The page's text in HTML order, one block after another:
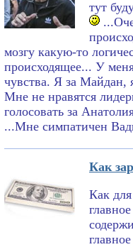
тут
мозгу какую-то
происходящее... У
чувства. Я за Майдан,
Мне не нравятся
голосовать за
...Мне симпатичен
Как
Как